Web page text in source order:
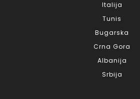
Italija
Tunis
Bugarska
Crna Gora
Albanija
Srbija